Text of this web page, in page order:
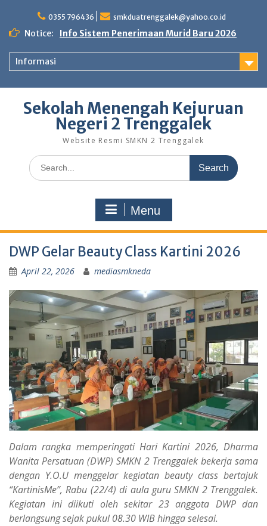
content
0355 796436 smkduatrenggalek@yahoo.co.id
Notice: Info Sistem Penerimaan Murid Baru 2026
Informasi
Sekolah Menengah Kejuruan
Negeri 2 Trenggalek
Website Resmi SMKN 2 Trenggalek
Search
for:
Menu
DWP Gelar Beauty Class Kartini 2026
April 22, 2026 mediasmkneda
Dalam rangka memperingati Hari Kartini 2026, Dharma
Wanita Persatuan (DWP) SMKN 2 Trenggalek bekerja sama
dengan Y.O.U menggelar kegiatan beauty class bertajuk
“KartinisMe”, Rabu (22/4) di aula guru SMKN 2 Trenggalek.
Kegiatan ini diikuti oleh sekitar 23 anggota DWP dan
berlangsung sejak pukul 08.30 WIB hingga selesai.